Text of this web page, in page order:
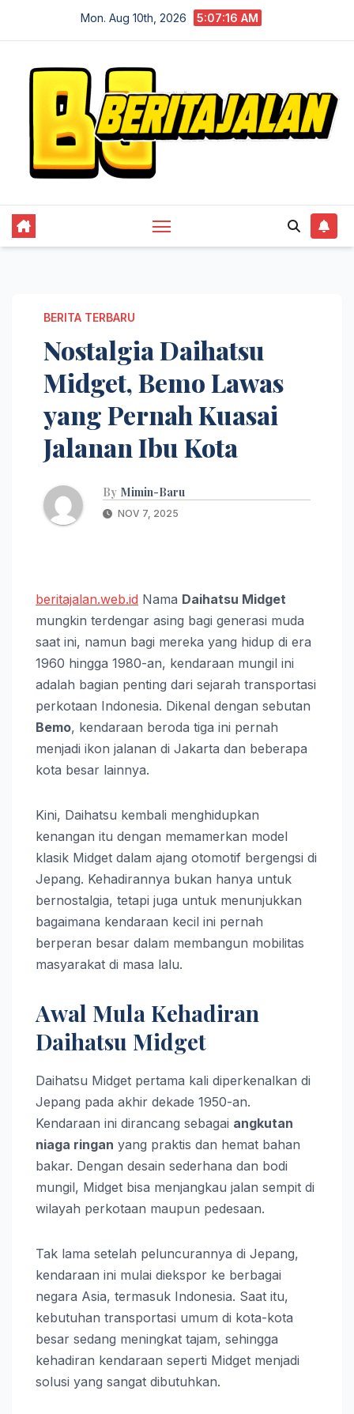
Mon. Aug 10th, 2026 5:07:16 AM
BERITA TERBARU
Nostalgia Daihatsu
Midget, Bemo Lawas
yang Pernah Kuasai
Jalanan Ibu Kota
By Mimin-Baru
NOV 7, 2025
beritajalan.web.id Nama Daihatsu Midget
mungkin terdengar asing bagi generasi muda
saat ini, namun bagi mereka yang hidup di era
1960 hingga 1980-an, kendaraan mungil ini
adalah bagian penting dari sejarah transportasi
perkotaan Indonesia. Dikenal dengan sebutan
Bemo, kendaraan beroda tiga ini pernah
menjadi ikon jalanan di Jakarta dan beberapa
kota besar lainnya.
Kini, Daihatsu kembali menghidupkan
kenangan itu dengan memamerkan model
klasik Midget dalam ajang otomotif bergengsi di
Jepang. Kehadirannya bukan hanya untuk
bernostalgia, tetapi juga untuk menunjukkan
bagaimana kendaraan kecil ini pernah
berperan besar dalam membangun mobilitas
masyarakat di masa lalu.
Awal Mula Kehadiran
Daihatsu Midget
Daihatsu Midget pertama kali diperkenalkan di
Jepang pada akhir dekade 1950-an.
Kendaraan ini dirancang sebagai angkutan
niaga ringan yang praktis dan hemat bahan
bakar. Dengan desain sederhana dan bodi
mungil, Midget bisa menjangkau jalan sempit di
wilayah perkotaan maupun pedesaan.
Tak lama setelah peluncurannya di Jepang,
kendaraan ini mulai diekspor ke berbagai
negara Asia, termasuk Indonesia. Saat itu,
kebutuhan transportasi umum di kota-kota
besar sedang meningkat tajam, sehingga
kehadiran kendaraan seperti Midget menjadi
solusi yang sangat dibutuhkan.